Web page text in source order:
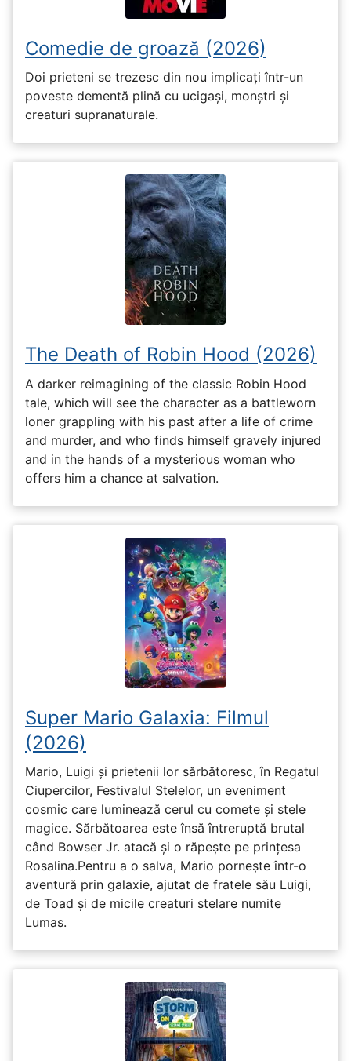
Comedie de groază (2026)
Doi prieteni se trezesc din nou implicați într-un
poveste dementă plină cu ucigași, monștri și
creaturi supranaturale.
The Death of Robin Hood (2026)
A darker reimagining of the classic Robin Hood
tale, which will see the character as a battleworn
loner grappling with his past after a life of crime
and murder, and who finds himself gravely injured
and in the hands of a mysterious woman who
offers him a chance at salvation.
Super Mario Galaxia: Filmul
(2026)
Mario, Luigi și prietenii lor sărbătoresc, în Regatul
Ciupercilor, Festivalul Stelelor, un eveniment
cosmic care luminează cerul cu comete și stele
magice. Sărbătoarea este însă întreruptă brutal
când Bowser Jr. atacă și o răpește pe prinţesa
Rosalina.Pentru a o salva, Mario pornește într-o
aventură prin galaxie, ajutat de fratele său Luigi,
de Toad și de micile creaturi stelare numite
Lumas.